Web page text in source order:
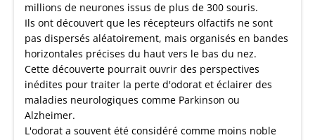
millions de neurones issus de plus de 300 souris.
Ils ont découvert que les récepteurs olfactifs ne sont
pas dispersés aléatoirement, mais organisés en bandes
horizontales précises du haut vers le bas du nez.
Cette découverte pourrait ouvrir des perspectives
inédites pour traiter la perte d'odorat et éclairer des
maladies neurologiques comme Parkinson ou
Alzheimer.
L'odorat a souvent été considéré comme moins noble